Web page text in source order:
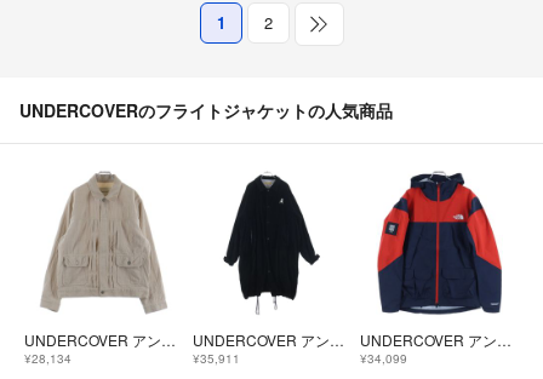
1 2
UNDERCOVERのフライトジャケットの人気商品
UNDERCOVER アンダーカバー 25AW コーデュロイジャケット トラッカージャケット ベージュ UP2E4204
¥28,134
UNDERCOVER アンダーカバー 20AW The Shepherd USZ4301 コーデュロイ裏FL ロングコート チャコール アウター ブラック
¥35,911
UNDERCOVER アンダーカバー xTHE NORTH FACE SOUKUU ハイクバックパックマウンテンジャケット ノースフェイス レッド/ネイビー
¥34,099